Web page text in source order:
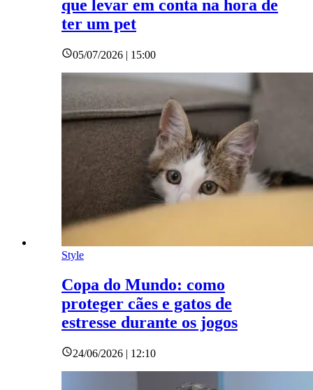
que levar em conta na hora de
ter um pet
05/07/2026 | 15:00
Style
Copa do Mundo: como
proteger cães e gatos de
estresse durante os jogos
24/06/2026 | 12:10